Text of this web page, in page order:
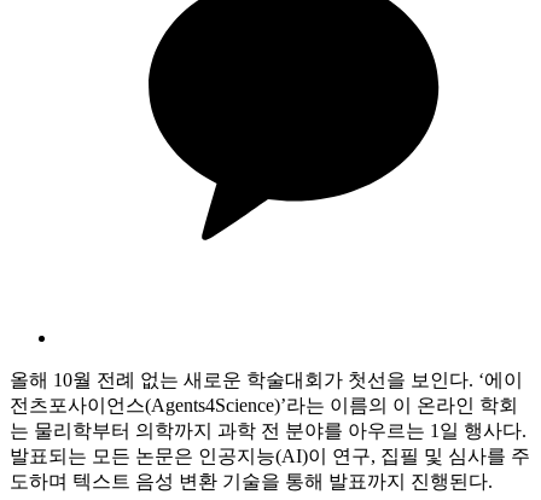
올해 10월 전례 없는 새로운 학술대회가 첫선을 보인다. ‘에이
전츠포사이언스(Agents4Science)’라는 이름의 이 온라인 학회
는 물리학부터 의학까지 과학 전 분야를 아우르는 1일 행사다.
발표되는 모든 논문은 인공지능(AI)이 연구, 집필 및 심사를 주
도하며 텍스트 음성 변환 기술을 통해 발표까지 진행된다.